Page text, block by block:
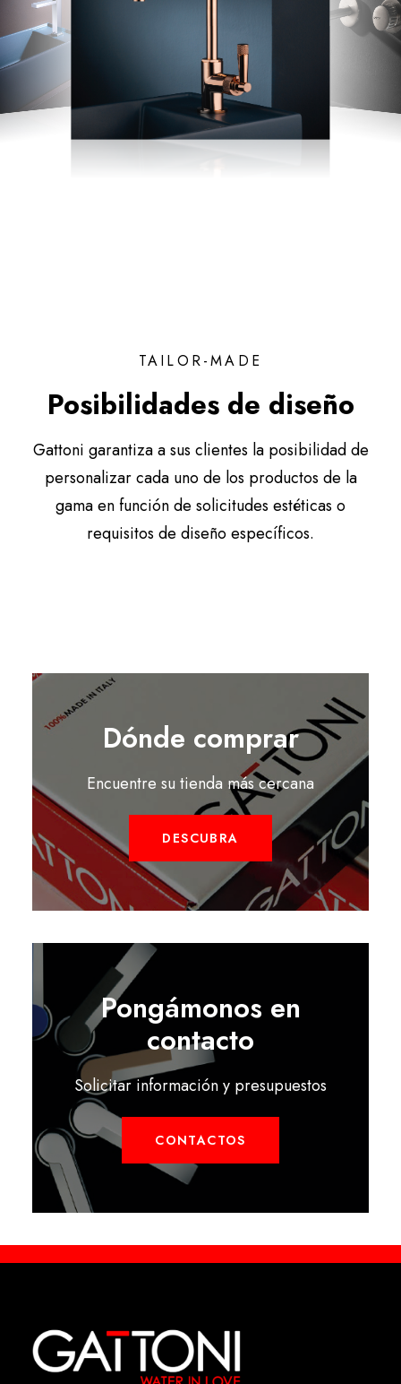
TAILOR-MADE
Posibilidades de diseño
Gattoni garantiza a sus clientes la posibilidad de
personalizar cada uno de los productos de la
gama en función de solicitudes estéticas o
requisitos de diseño específicos.
Dónde comprar
Encuentre su tienda más cercana
DESCUBRA
Pongámonos en
contacto
Solicitar información y presupuestos
CONTACTOS